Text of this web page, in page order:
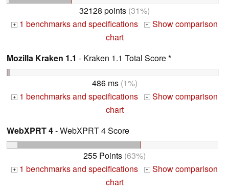
32128 points (31%)
+ 1 benchmarks and specifications + Show comparison
chart
Mozilla Kraken 1.1 - Kraken 1.1 Total Score *
486 ms(1%)
+ 1 benchmarks and specifications + Show comparison
chart
WebXPRT 4- WebXPRT 4 Score
255 Points (63%)
+ 1 benchmarks and specifications + Show comparison
chart